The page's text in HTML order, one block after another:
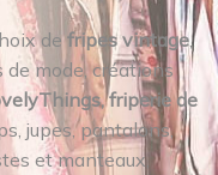
defripes vintage,
mode, créations
friperie de
jupes, pantalons,
et manteaux,